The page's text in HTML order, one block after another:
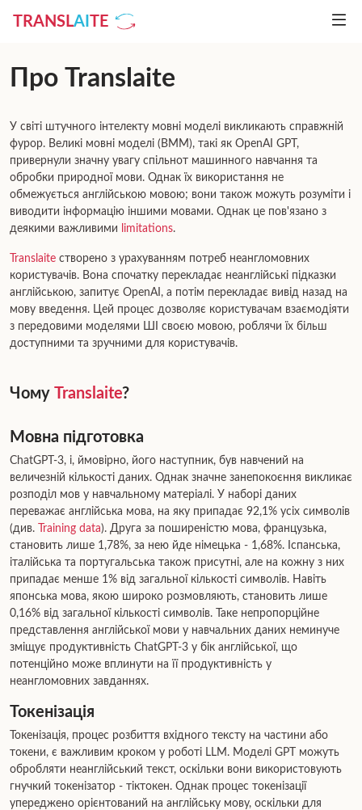
TRANSLAI TE
Про Translaite
У світі штучного інтелекту мовні моделі викликають справжній
фурор. Великі мовні моделі (ВММ), такі як OpenAI GPT,
привернули значну увагу спільнот машинного навчання та
обробки природної мови. Однак їх використання не
обмежується англійською мовою; вони також можуть розуміти і
виводити інформацію іншими мовами. Однак це пов'язано з
деякими важливими
limitations.
Translaite створено з урахуванням потреб неангломовних
користувачів. Вона спочатку перекладає неанглійські підказки
англійською, запитує OpenAI, а потім перекладає вивід назад на
мову введення. Цей процес дозволяє користувачам взаємодіяти
з передовими моделями ШІ своєю мовою, роблячи їх більш
доступними та зручними для користувачів.
Чому Translaite?
Мовна підготовка
ChatGPT-3, і, ймовірно, його наступник, був навчений на
величезній кількості даних. Однак значне занепокоєння викликає
розподіл мов у навчальному матеріалі. У наборі даних
переважає англійська мова, на яку припадає 92,1% усіх символів
(див.
Training data). Друга за поширеністю мова, французька,
становить лише 1,78%, за нею йде німецька - 1,68%. Іспанська,
італійська та португальська також присутні, але на кожну з них
припадає менше 1% від загальної кількості символів. Навіть
японська мова, якою широко розмовляють, становить лише
0,16% від загальної кількості символів. Таке непропорційне
представлення англійської мови у навчальних даних неминуче
зміщує продуктивність ChatGPT-3 у бік англійської, що
потенційно може вплинути на її продуктивність у
неангломовних завданнях.
Токенізація
Токенізація, процес розбиття вхідного тексту на частини або
токени, є важливим кроком у роботі LLM. Моделі GPT можуть
обробляти неанглійський текст, оскільки вони використовують
гнучкий токенізатор - тіктокен. Однак процес токенізації
упереджено орієнтований на англійську мову, оскільки для